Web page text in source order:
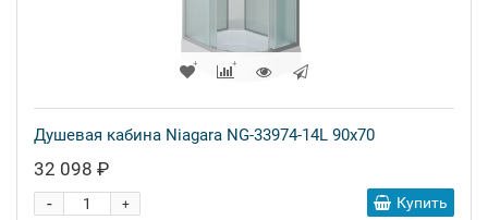
Душевая кабина Niagara NG-33974-14L 90x70
32 098 ₽
+
- Купить